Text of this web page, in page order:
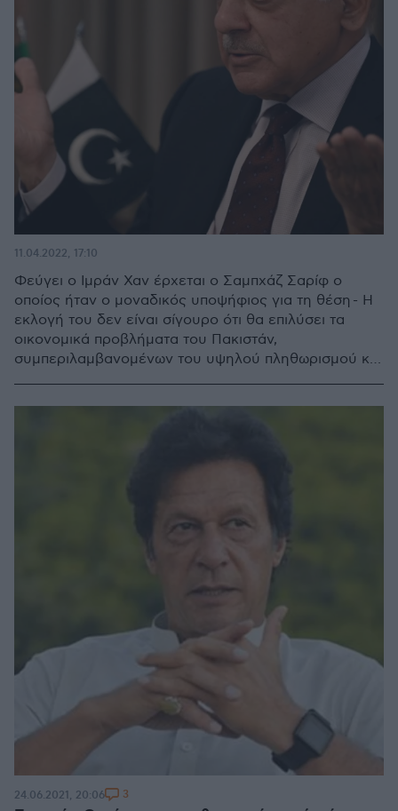
Φεύγει ο Ιμράν Χαν έρχεται ο Σαμπχάζ Σαρίφ ο
οποίος ήταν ο μοναδικός υποψήφιος για τη θέση - Η
εκλογή του δεν είναι σίγουρο ότι θα επιλύσει τα
οικονομικά προβλήματα του Πακιστάν,
συμπεριλαμβανομένων του υψηλού πληθωρισμού και
11.04.2022, 17:10
24.06.2021, 20:06 3